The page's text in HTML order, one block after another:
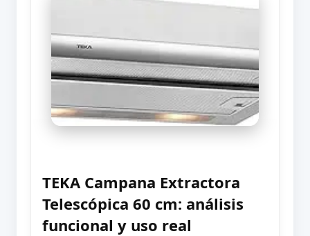
TEKA Campana Extractora
Telescópica 60 cm: análisis
funcional y uso real